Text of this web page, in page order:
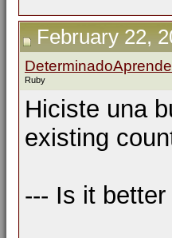
February 22,
Ruby
Hiciste una
existing
--- Is it